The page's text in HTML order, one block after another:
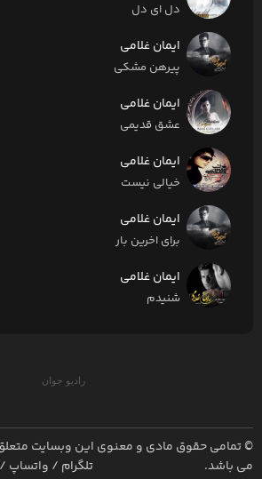
دل ای دل
ایمان غلامی
پیرهن مشکی
ایمان غلامی
عشق قدیمی
ایمان غلامی
خیالی نیست
ایمان غلامی
برای اخرین بار
ایمان غلامی
شنیدم
رادیو جوان
© تمامی حقوق مادی و معنوی این وبسایت
می باشد.
تلگرام / واتساپ /